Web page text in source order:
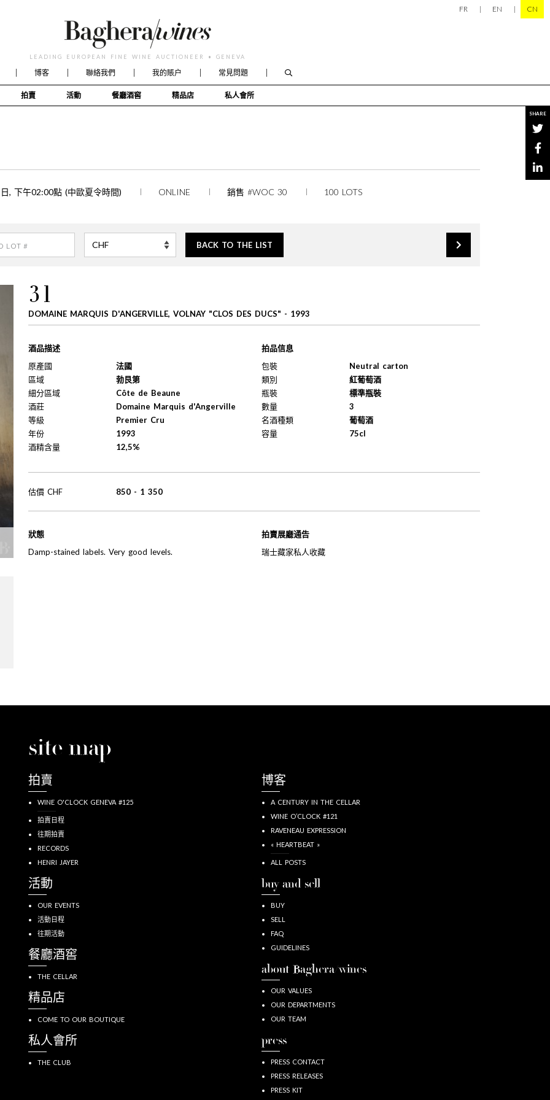
LEADING EUROPEAN FINE WINE AUCTIONEER • GENEVA
拍賣 活動 餐廳酒窖 精品店 私人會所
博客 聯絡我們 我的賬户 常見問題
FR EN CN
SHARE
, 下午02:00點 (中歐夏令時間) ONLINE 銷售 #WOC 30 100 LOTS
BACK TO THE LIST
31
DOMAINE MARQUIS D'ANGERVILLE, VOLNAY "CLOS DES DUCS" - 1993
酒品描述
原產國
法國
區域
勃艮第
細分區域
Côte de Beaune
酒莊
Domaine Marquis d'Angerville
等級
Premier Cru
年份
1993
酒精含量
12,5%
拍品信息
包裝
Neutral carton
類別
紅葡萄酒
瓶裝
標準瓶裝
數量
3
名酒種類
葡萄酒
容量
75cl
估價 CHF 850 - 1 350
狀態
Damp-stained labels. Very good levels.
拍賣展廳通告
瑞士藏家私人收藏
site map
拍賣
WINE O'CLOCK GENEVA #125
拍賣日程
往期拍賣
RECORDS
HENRI JAYER
活動
OUR EVENTS
活動日程
往期活動
餐廳酒窖
THE CELLAR
精品店
COME TO OUR BOUTIQUE
私人會所
THE CLUB
博客
A CENTURY IN THE CELLAR
WINE O’CLOCK #121
RAVENEAU EXPRESSION
« HEARTBEAT »
ALL POSTS
buy and sell
BUY
SELL
FAQ
GUIDELINES
about Baghera/wines
OUR VALUES
OUR DEPARTMENTS
OUR TEAM
press
PRESS CONTACT
PRESS RELEASES
PRESS KIT